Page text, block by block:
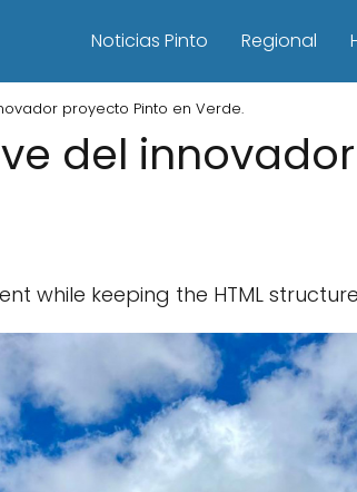
Noticias Pinto Regional
proyecto Pinto en Verde.
del
while keeping the HTML